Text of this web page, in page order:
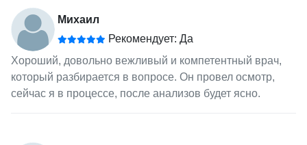
Михаил
Рекомендует: Да
Хороший, довольно вежливый и компетентный врач,
который разбирается в вопросе. Он провел осмотр,
сейчас я в процессе, после анализов будет ясно.